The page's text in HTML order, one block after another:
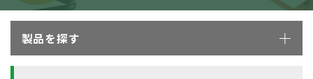
製品を探す